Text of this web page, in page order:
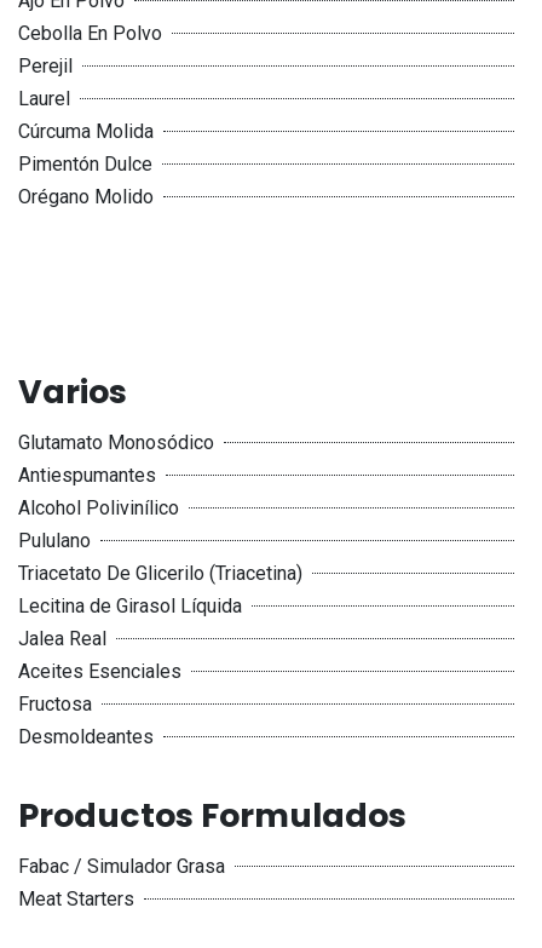
Cebolla En Polvo
Perejil
Laurel
Cúrcuma Molida
Pimentón Dulce
Orégano Molido
Varios
Glutamato Monosódico
Antiespumantes
Alcohol Polivinílico
Pululano
Triacetato De Glicerilo (Triacetina)
Lecitina de Girasol Líquida
Jalea Real
Aceites Esenciales
Fructosa
Desmoldeantes
Productos Formulados
Fabac / Simulador Grasa
Meat Starters